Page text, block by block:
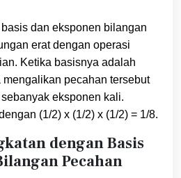
dan eksponen bilangan
erat dengan operasi
Ketika basisnya adalah
pecahan tersebut
eksponen kali.
(1/2) x (1/2) x (1/2) = 1/8.
dengan Basis
Pecahan